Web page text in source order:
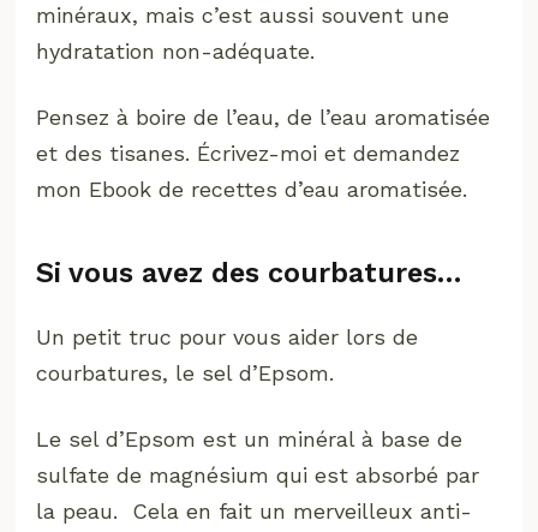
minéraux, mais c’est aussi souvent une
hydratation non-adéquate.
Pensez à boire de l’eau, de l’eau aromatisée
et des tisanes. Écrivez-moi et demandez
mon Ebook de recettes d’eau aromatisée.
Si vous avez des courbatures…
Un petit truc pour vous aider lors de
courbatures, le sel d’Epsom.
Le sel d’Epsom est un minéral à base de
sulfate de magnésium qui est absorbé par
la peau. Cela en fait un merveilleux anti-